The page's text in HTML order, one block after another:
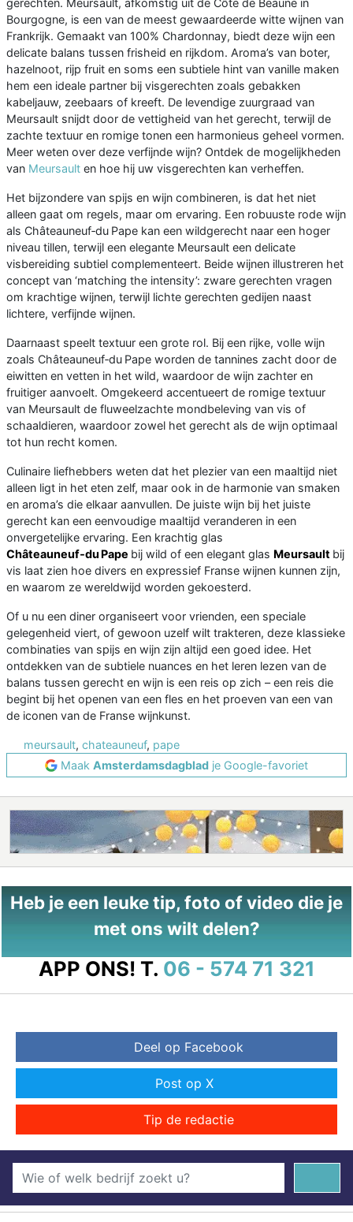
gerechten. Meursault, afkomstig uit de Côte de Beaune in
Bourgogne, is een van de meest gewaardeerde witte wijnen van
Frankrijk. Gemaakt van 100% Chardonnay, biedt deze wijn een
delicate balans tussen frisheid en rijkdom. Aroma’s van boter,
hazelnoot, rijp fruit en soms een subtiele hint van vanille maken
hem een ideale partner bij visgerechten zoals gebakken
kabeljauw, zeebaars of kreeft. De levendige zuurgraad van
Meursault snijdt door de vettigheid van het gerecht, terwijl de
zachte textuur en romige tonen een harmonieus geheel vormen.
Meer weten over deze verfijnde wijn? Ontdek de mogelijkheden
van Meursault en hoe hij uw visgerechten kan verheffen.
Het bijzondere van spijs en wijn combineren, is dat het niet
alleen gaat om regels, maar om ervaring. Een robuuste rode wijn
als Châteauneuf‑du Pape kan een wildgerecht naar een hoger
niveau tillen, terwijl een elegante Meursault een delicate
visbereiding subtiel complementeert. Beide wijnen illustreren het
concept van ‘matching the intensity’: zware gerechten vragen
om krachtige wijnen, terwijl lichte gerechten gedijen naast
lichtere, verfijnde wijnen.
Daarnaast speelt textuur een grote rol. Bij een rijke, volle wijn
zoals Châteauneuf‑du Pape worden de tannines zacht door de
eiwitten en vetten in het wild, waardoor de wijn zachter en
fruitiger aanvoelt. Omgekeerd accentueert de romige textuur
van Meursault de fluweelzachte mondbeleving van vis of
schaaldieren, waardoor zowel het gerecht als de wijn optimaal
tot hun recht komen.
Culinaire liefhebbers weten dat het plezier van een maaltijd niet
alleen ligt in het eten zelf, maar ook in de harmonie van smaken
en aroma’s die elkaar aanvullen. De juiste wijn bij het juiste
gerecht kan een eenvoudige maaltijd veranderen in een
onvergetelijke ervaring. Een krachtig glas
Châteauneuf‑du Pape bij wild of een elegant glas Meursault bij
vis laat zien hoe divers en expressief Franse wijnen kunnen zijn,
en waarom ze wereldwijd worden gekoesterd.
Of u nu een diner organiseert voor vrienden, een speciale
gelegenheid viert, of gewoon uzelf wilt trakteren, deze klassieke
combinaties van spijs en wijn zijn altijd een goed idee. Het
ontdekken van de subtiele nuances en het leren lezen van de
balans tussen gerecht en wijn is een reis op zich – een reis die
begint bij het openen van een fles en het proeven van een van
de iconen van de Franse wijnkunst.
meursault, chateauneuf, pape
Maak Amsterdamsdagblad je Google-favoriet
Heb je een leuke tip, foto of video die je
met ons wilt delen?
APP ONS! T. 06 - 574 71 321
Deel op Facebook
Post op X
Tip de redactie